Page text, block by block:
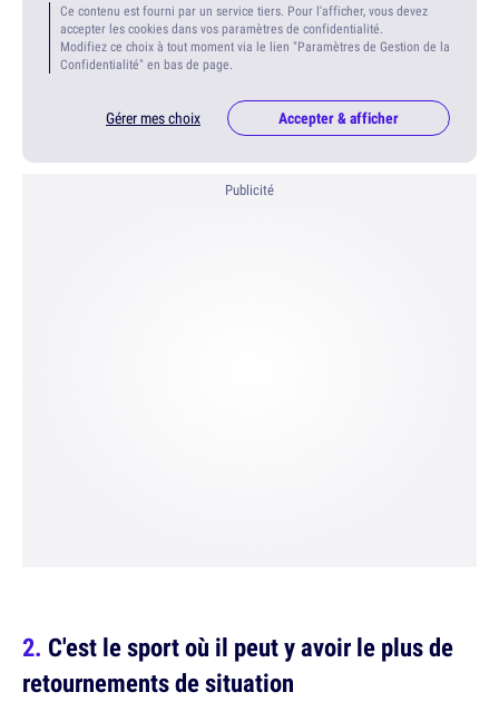
Ce contenu est fourni par un service tiers. Pour l'afficher, vous devez
accepter les cookies dans vos paramètres de confidentialité.
Modifiez ce choix à tout moment via le lien "Paramètres de Gestion de la
Confidentialité" en bas de page.
Gérer mes choix Accepter & afficher
Publicité
C'est le sport où il peut y avoir le plus de
retournements de situation